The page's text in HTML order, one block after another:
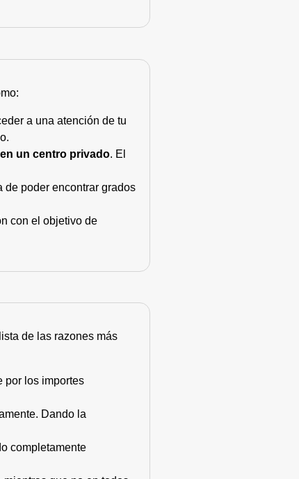
a una atención de tu
un centro privado. El
de poder encontrar grados
con el objetivo de
de las razones más
por los importes
Dando la
completamente